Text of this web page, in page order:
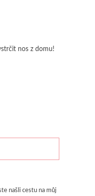
nos z domu!
našli cestu na můj